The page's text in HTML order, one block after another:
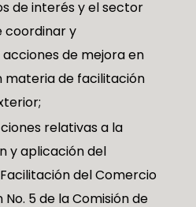
de interés y el sector
coordinar y
de mejora en
materia de facilitación
relativas a la
y aplicación del
del Comercio
No. 5 de la Comisión de